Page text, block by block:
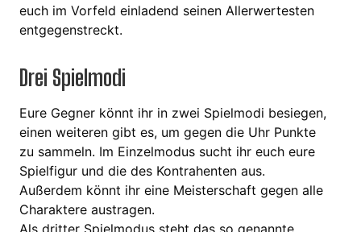
euch im Vorfeld einladend seinen Allerwertesten
entgegenstreckt.
Drei Spielmodi
Eure Gegner könnt ihr in zwei Spielmodi besiegen,
einen weiteren gibt es, um gegen die Uhr Punkte
zu sammeln. Im Einzelmodus sucht ihr euch eure
Spielfigur und die des Kontrahenten aus.
Außerdem könnt ihr eine Meisterschaft gegen alle
Charaktere austragen.
Als dritter Spielmodus steht das so genannte